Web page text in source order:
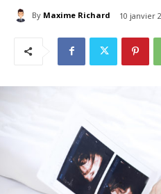
By Maxime Richard 10 janvier